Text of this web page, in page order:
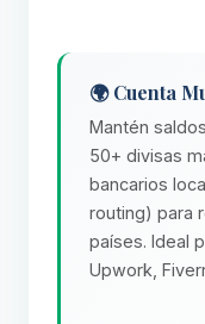
🌍 Cuenta
Mantén
50+ divisas
bancarios
routing) para
países. Ideal
Upwork,